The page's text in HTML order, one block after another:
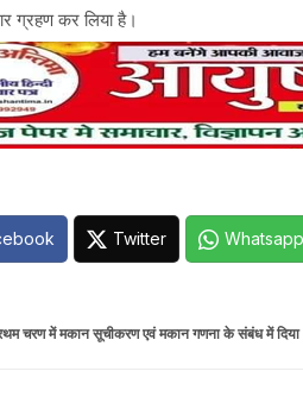
ग्रहण कर लिया है।
Twitter Whatsapp
चरण में मकान सूचीकरण एवं मकान गणना के संबंध में दिया